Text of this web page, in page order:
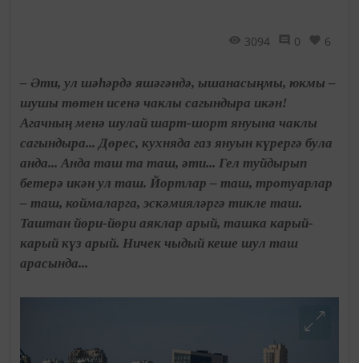
3094 0 6
– Әти, ул шәһәрдә яшәгәндә, ышанасыңмы, юкмы –
шушы төтен исенә чаклы сагындыра икән!
Агачның менә шулай шарт-шорт януына чаклы
сагындыра... Дөрес, кухняда газ януын күрергә була
анда... Анда таш та таш, әти... Гел туйдырып
бетерә икән ул таш. Йортлар – таш, тротуарлар
– таш, коймаларга, эскәмияләргә тикле таш.
Таштан йөри-йөри аяклар арый, ташка карый-
карый күз арый. Ничек чыдый кеше шул таш
арасында...